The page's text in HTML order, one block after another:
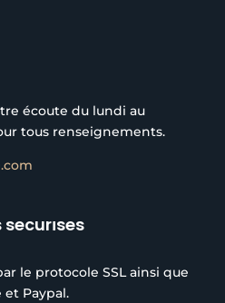
écoute du lundi au
tous renseignements.
le protocole SSL ainsi que
Paypal.